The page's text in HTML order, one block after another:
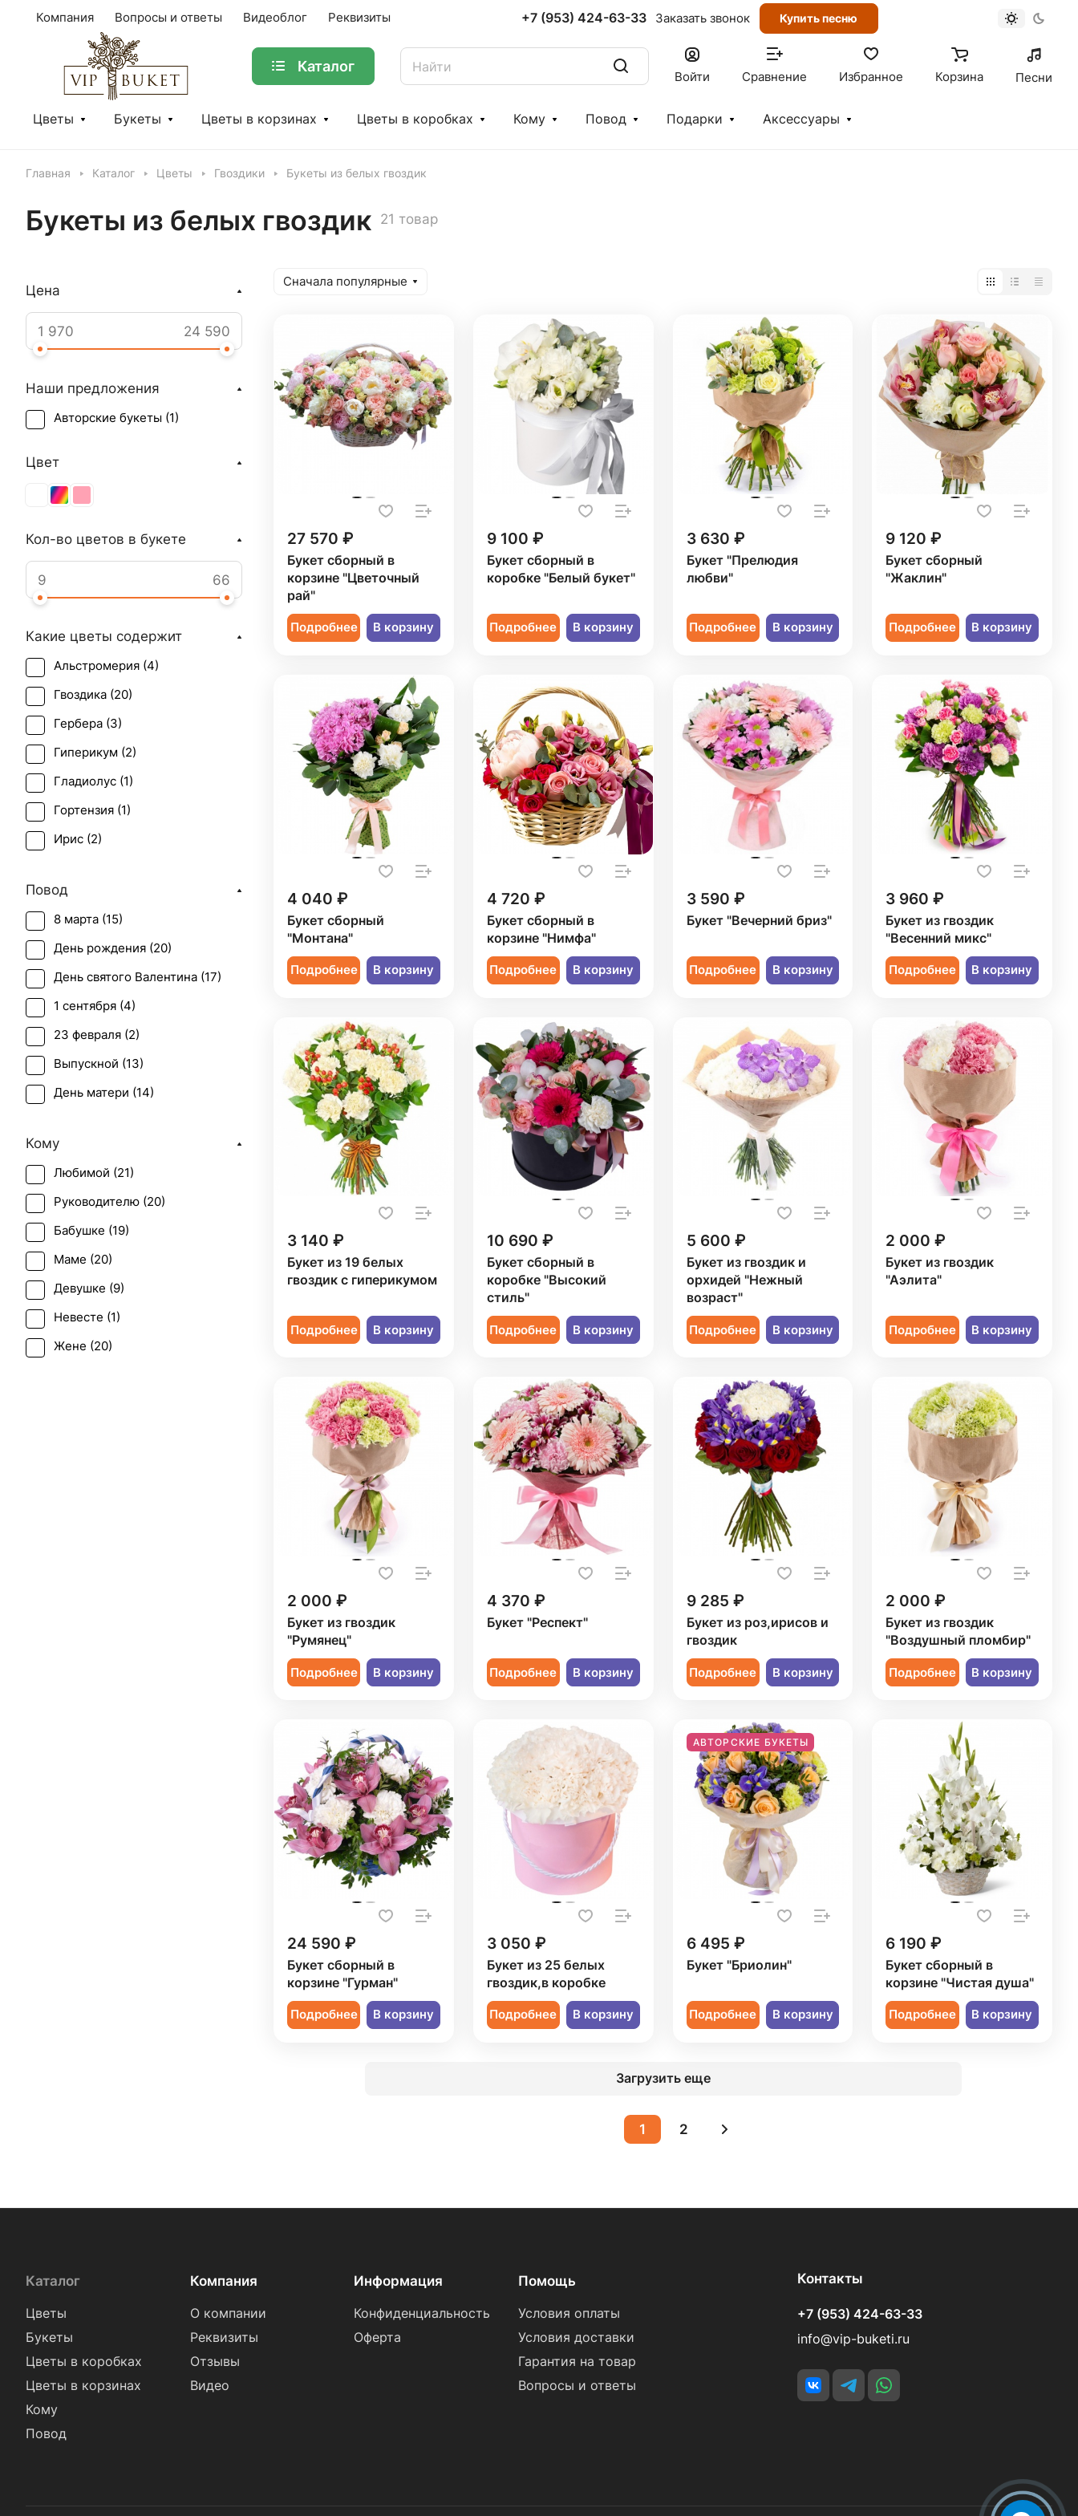
Компания Вопросы и ответы Видеоблог Реквизиты +7 (953) 424-63-33 Заказать звонок Купить песню
Каталог
Войти Сравнение Избранное Корзина Песни
Цветы Букеты Цветы в корзинах Цветы в коробках Кому Повод Подарки Аксессуары
Главная Каталог Цветы Гвоздики Букеты из белых гвоздик
Букеты из белых гвоздик 21 товар
Сначала популярные
27 570 ₽
Букет сборный в
корзине "Цветочный
рай"
Подробнее В корзину
9 100 ₽
Букет сборный в
коробке "Белый букет"
Подробнее В корзину
3 630 ₽
Букет "Прелюдия
любви"
Подробнее В корзину
9 120 ₽
Букет сборный
"Жаклин"
Подробнее В корзину
4 040 ₽
Букет сборный
"Монтана"
Подробнее В корзину
4 720 ₽
Букет сборный в
корзине "Нимфа"
Подробнее В корзину
3 590 ₽
Букет "Вечерний бриз"
Подробнее В корзину
3 960 ₽
Букет из гвоздик
"Весенний микс"
Подробнее В корзину
3 140 ₽
Букет из 19 белых
гвоздик с гиперикумом
Подробнее В корзину
10 690 ₽
Букет сборный в
коробке "Высокий
стиль"
Подробнее В корзину
5 600 ₽
Букет из гвоздик и
орхидей "Нежный
возраст"
Подробнее В корзину
2 000 ₽
Букет из гвоздик
"Аэлита"
Подробнее В корзину
2 000 ₽
Букет из гвоздик
"Румянец"
Подробнее В корзину
4 370 ₽
Букет "Респект"
Подробнее В корзину
9 285 ₽
Букет из роз,ирисов и
гвоздик
Подробнее В корзину
2 000 ₽
Букет из гвоздик
"Воздушный пломбир"
Подробнее В корзину
24 590 ₽
Букет сборный в
корзине "Гурман"
Подробнее В корзину
3 050 ₽
Букет из 25 белых
гвоздик,в коробке
Подробнее В корзину
АВТОРСКИЕ БУКЕТЫ
6 495 ₽
Букет "Бриолин"
Подробнее В корзину
6 190 ₽
Букет сборный в
корзине "Чистая душа"
Подробнее В корзину
Загрузить еще
1 2
Цена
Наши предложения
Авторские букеты (1)
Цвет
Кол-во цветов в букете
Какие цветы содержит
Альстромерия (4)
Гвоздика (20)
Гербера (3)
Гиперикум (2)
Гладиолус (1)
Гортензия (1)
Ирис (2)
Пион (
Роза (8)
Роза кустовая (5)
Скиммия (1)
Статица (1)
Фрезия (1)
Хризантема (3)
Эустома (3)
Повод
8 марта (15)
День рождения (20)
День святого Валентина (17)
1 сентября (4)
23 февраля (2)
Выпускной (13)
День матери (14)
Первое свидание (
Последний звонок (
Рождение ребенка (
Татьянин день (
Траур (1)
Юбилей ( 11)
Кому
Любимой (21)
Руководителю (20)
Бабушке (19)
Маме (20)
Девушке (9)
Невесте (1)
Жене (20)
Каталог
Цветы
Букеты
Цветы в коробках
Цветы в корзинах
Кому
Повод
Компания
О компании
Реквизиты
Отзывы
Видео
Информация
Конфиденциальность
Оферта
Помощь
Условия оплаты
Условия доставки
Гарантия на товар
Вопросы и ответы
Контакты
+7 (953) 424-63-33
info@vip-buketi.ru